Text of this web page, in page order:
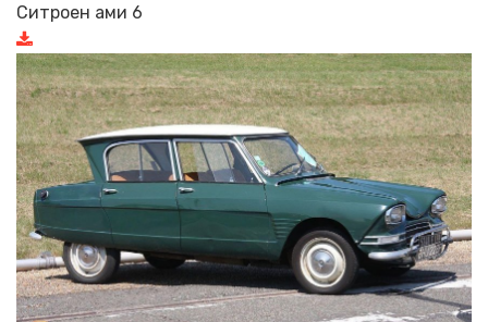
Ситроен ами 6